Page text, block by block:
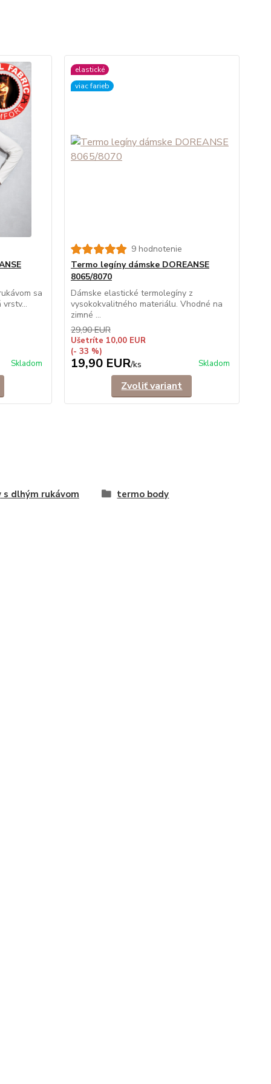
sa
Skladom
elastické
viac farieb
9 hodnotenie
Termo legíny dámske DOREANSE
8065/8070
Dámske elastické termolegíny z
vysokokvalitného materiálu. Vhodné na
zimné ...
29,90 EUR
Ušetríte 10,00 EUR
(- 33 %)
19,90 EUR/ks Skladom
Zvoliť variant
s dlhým rukávom
termo body